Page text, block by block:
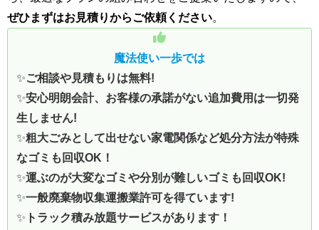
ぜひまずはお見積りからご依頼ください。
魔法使い一歩では
✨ご相談や見積もりは無料!
✨安心明朗会計、お客様の承諾がない追加費用は一切発
生しません!
✨粗大ごみとして出せない家電関係など処分方法が特殊
なゴミも回収OK！
✨運ぶのが大変なゴミや分別が難しいゴミも回収OK!
✨一般廃棄物収集運搬業許可を得ています!
✨ トラック積み放題サービスがあります！